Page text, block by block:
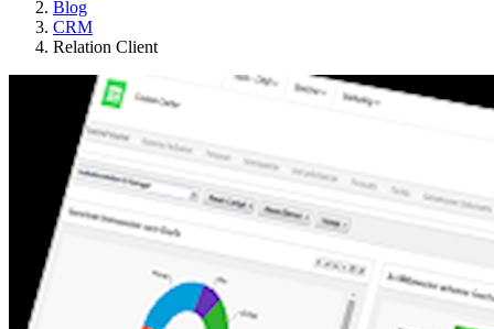
Blog
CRM
Relation Client